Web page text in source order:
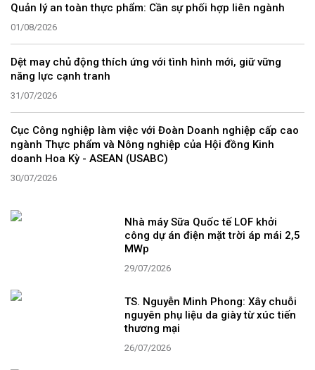
Quản lý an toàn thực phẩm: Cần sự phối hợp liên ngành
01/08/2026
Dệt may chủ động thích ứng với tình hình mới, giữ vững
năng lực cạnh tranh
31/07/2026
Cục Công nghiệp làm việc với Đoàn Doanh nghiệp cấp cao
ngành Thực phẩm và Nông nghiệp của Hội đồng Kinh
doanh Hoa Kỳ - ASEAN (USABC)
30/07/2026
Nhà máy Sữa Quốc tế LOF khởi
công dự án điện mặt trời áp mái 2,5
MWp
29/07/2026
TS. Nguyễn Minh Phong: Xây chuỗi
nguyên phụ liệu da giày từ xúc tiến
thương mại
26/07/2026